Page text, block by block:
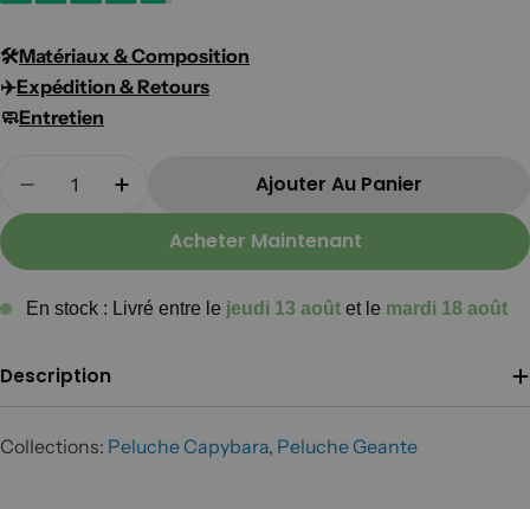
🛠️​Matériaux & Composition
✈️​Expédition & Retours
🧼Entretien
Diminuer La Quantité Pour Hopio Le
Augmenter La Quantité Pour Hopio
Ajouter Au Panier
Acheter Maintenant
En stock : Livré entre le jeudi 13 août et le mardi 18 août
Description
Collections: Peluche Capybara, Peluche Geante